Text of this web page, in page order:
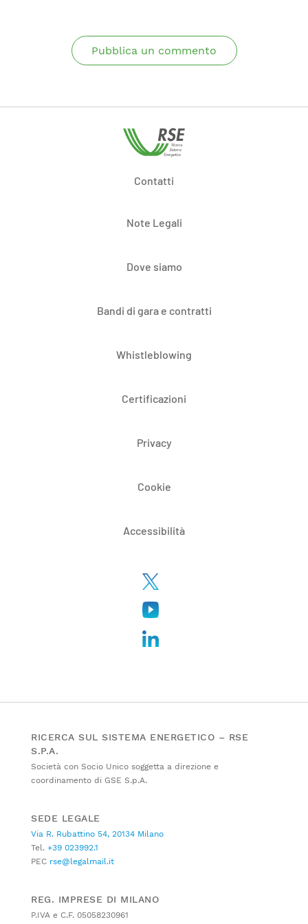
Pubblica un commento
Contatti
Note Legali
Dove siamo
Bandi di gara e contratti
Whistleblowing
Certificazioni
Privacy
Cookie
Accessibilità
RICERCA SUL SISTEMA ENERGETICO – RSE
S.P.A.
Società con Socio Unico soggetta a direzione e
coordinamento di GSE S.p.A.
SEDE LEGALE
Via R. Rubattino 54, 20134 Milano
Tel. +39 023992.1
PEC rse@legalmail.it
REG. IMPRESE DI MILANO
P.IVA e C.F. 05058230961